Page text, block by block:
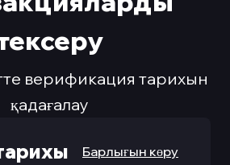
верификация тарихын
қадағалау
Барлығын көру